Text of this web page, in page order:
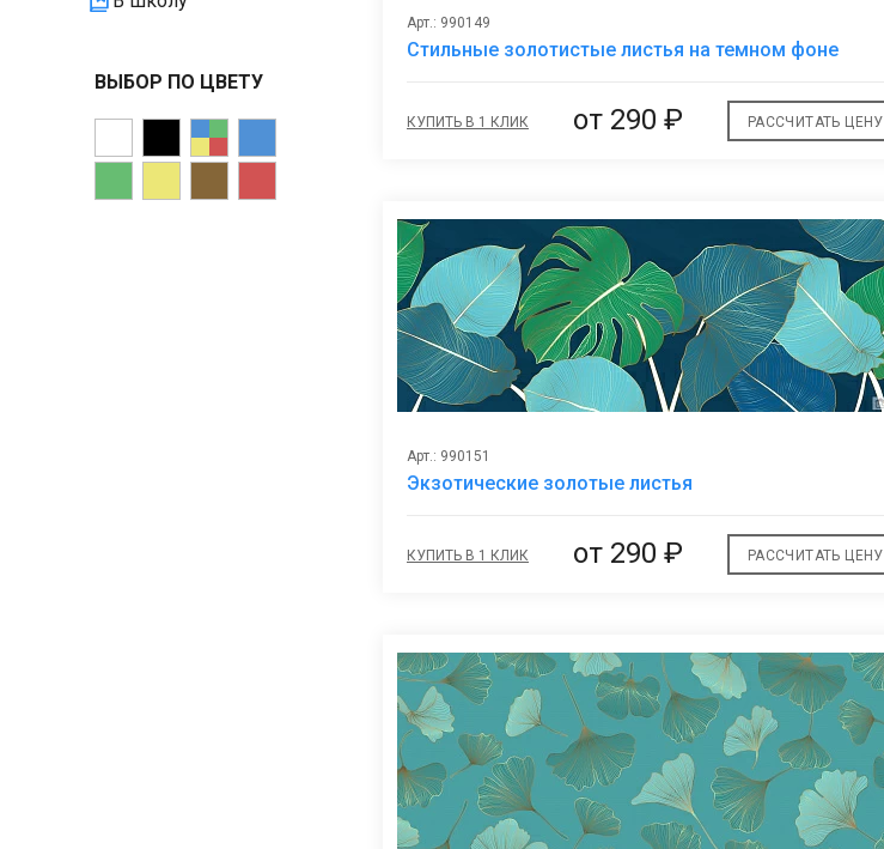
ВЫБОР ПО ЦВЕТУ
Арт.: 990149
Стильные золотистые листья на темном фоне
КУПИТЬ В 1 КЛИК от290 ₽ РАССЧИТАТЬ ЦЕНУ
Арт.: 990151
Экзотические золотые листья
КУПИТЬ В 1 КЛИК от290 ₽ РАССЧИТАТЬ ЦЕНУ